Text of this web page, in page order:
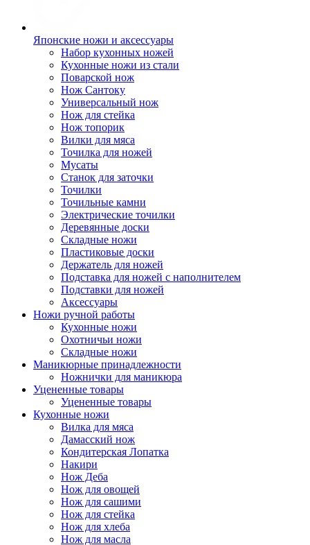
Японские ножи и аксессуары
Набор кухонных ножей
Кухонные ножи из стали
Поварской нож
Нож Сантоку
Универсальный нож
Нож для стейка
Нож топорик
Вилки для мяса
Точилка для ножей
Мусаты
Станок для заточки
Точилки
Точильные камни
Электрические точилки
Деревянные доски
Складные ножи
Пластиковые доски
Держатель для ножей
Подставка для ножей с наполнителем
Подставки для ножей
Аксессуары
Ножи ручной работы
Кухонные ножи
Охотничьи ножи
Складные ножи
Маникюрные принадлежности
Ножнички для маникюра
Уцененные товары
Уцененные товары
Кухонные ножи
Вилка для мяса
Дамасский нож
Кондитерская Лопатка
Накири
Нож Деба
Нож для овощей
Нож для сашими
Нож для стейка
Нож для хлеба
Нож для масла